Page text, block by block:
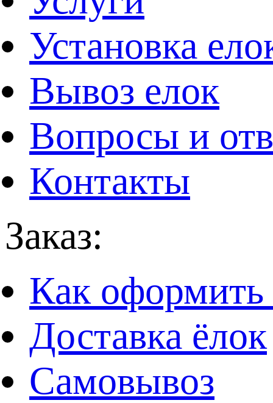
Установка
Вывоз елок
Вопросы и
Контакты
Заказ:
Как оформить
Доставка ёлок
Самовывоз